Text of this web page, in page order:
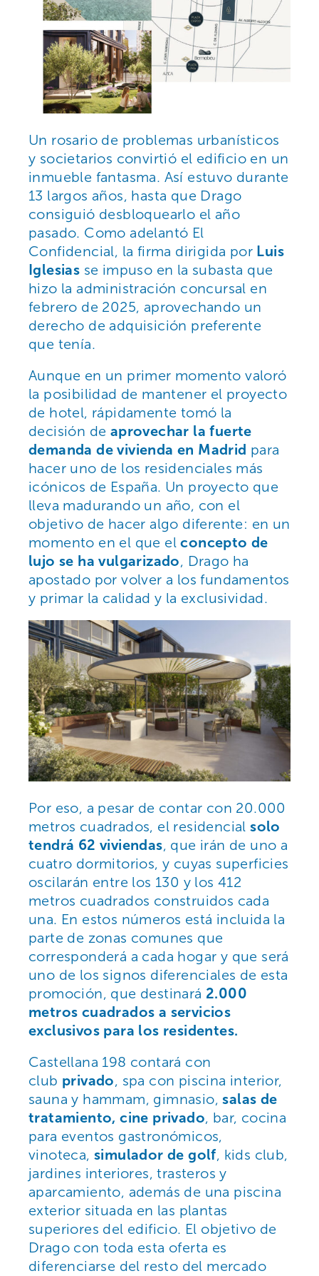
Un rosario de problemas urbanísticos
y societarios convirtió el edificio en un
inmueble fantasma. Así estuvo durante
13 largos años, hasta que Drago
consiguió desbloquearlo el año
pasado. Como adelantó El
Confidencial, la firma dirigida por Luis
Iglesias se impuso en la subasta que
hizo la administración concursal en
febrero de 2025, aprovechando un
derecho de adquisición preferente
que tenía.
Aunque en un primer momento valoró
la posibilidad de mantener el proyecto
de hotel, rápidamente tomó la
decisión de aprovechar la fuerte
demanda de vivienda en Madrid para
hacer uno de los residenciales más
icónicos de España. Un proyecto que
lleva madurando un año, con el
objetivo de hacer algo diferente: en un
momento en el que elconcepto de
lujo se ha vulgarizado, Drago ha
apostado por volver a los fundamentos
y primar la calidad y la exclusividad.
Por eso, a pesar de contar con 20.000
metros cuadrados, el residencialsolo
tendrá 62 viviendas, que irán de uno a
cuatro dormitorios, y cuyas superficies
oscilarán entre los 130 y los 412
metros cuadrados construidos cada
una. En estos números está incluida la
parte de zonas comunes que
corresponderá a cada hogar y que será
uno de los signos diferenciales de esta
promoción, que destinará 2.000
metros cuadrados a servicios
exclusivos para los residentes.
Castellana 198 contará con
club privado, spa con piscina interior,
sauna y hammam, gimnasio,salas de
tratamiento, cine privado, bar, cocina
para eventos gastronómicos,
vinoteca,simulador de golf, kids club,
jardines interiores, trasteros y
aparcamiento, además de una piscina
exterior situada en las plantas
superiores del edificio. El objetivo de
Drago con toda esta oferta es
diferenciarse del resto del mercado